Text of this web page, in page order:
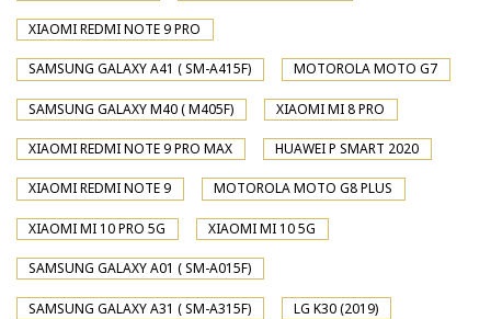
XIAOMI REDMI NOTE 9 PRO
SAMSUNG GALAXY A41 ( SM-A415F) MOTOROLA MOTO G7
SAMSUNG GALAXY M40 ( M405F) XIAOMI MI 8 PRO
XIAOMI REDMI NOTE 9 PRO MAX HUAWEI P SMART 2020
XIAOMI REDMI NOTE 9 MOTOROLA MOTO G8 PLUS
XIAOMI MI 10 PRO 5G XIAOMI MI 10 5G
SAMSUNG GALAXY A01 ( SM-A015F)
SAMSUNG GALAXY A31 ( SM-A315F) LG K30 (2019)